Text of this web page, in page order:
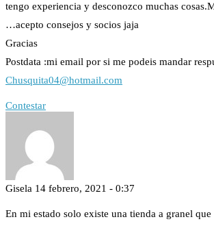
tengo experiencia y desconozco muchas
…acepto consejos y socios jaja
Gracias
Postdata :mi email por si me podeis mandar
Chusquita04@hotmail.com
Contestar
Gisela 14 febrero, 2021 - 0:37
En mi estado solo existe una tienda a granel